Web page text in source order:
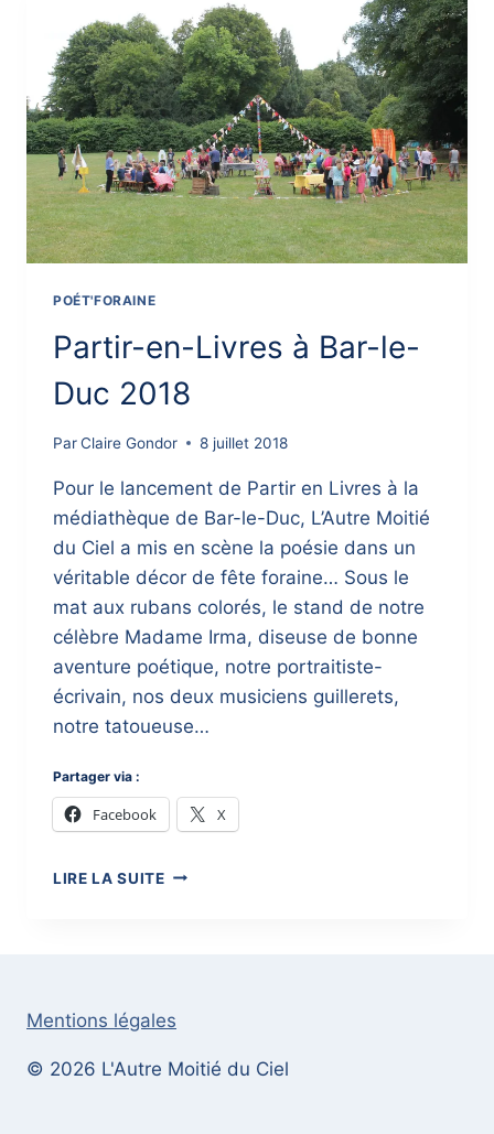
BARROIS
2018
POÉT'FORAINE
Partir-en-Livres à Bar-le-
Duc 2018
ParClaire Gondor 8 juillet 2018
Pour le lancement de Partir en Livres à la
médiathèque de Bar-le-Duc, L’Autre Moitié
du Ciel a mis en scène la poésie dans un
véritable décor de fête foraine… Sous le
mat aux rubans colorés, le stand de notre
célèbre Madame Irma, diseuse de bonne
aventure poétique, notre portraitiste-
écrivain, nos deux musiciens guillerets,
notre tatoueuse…
Partager via :
Facebook X
LIRE LA SUITEPARTIR-
2018
Mentions légales
© 2026 L'Autre Moitié du Ciel